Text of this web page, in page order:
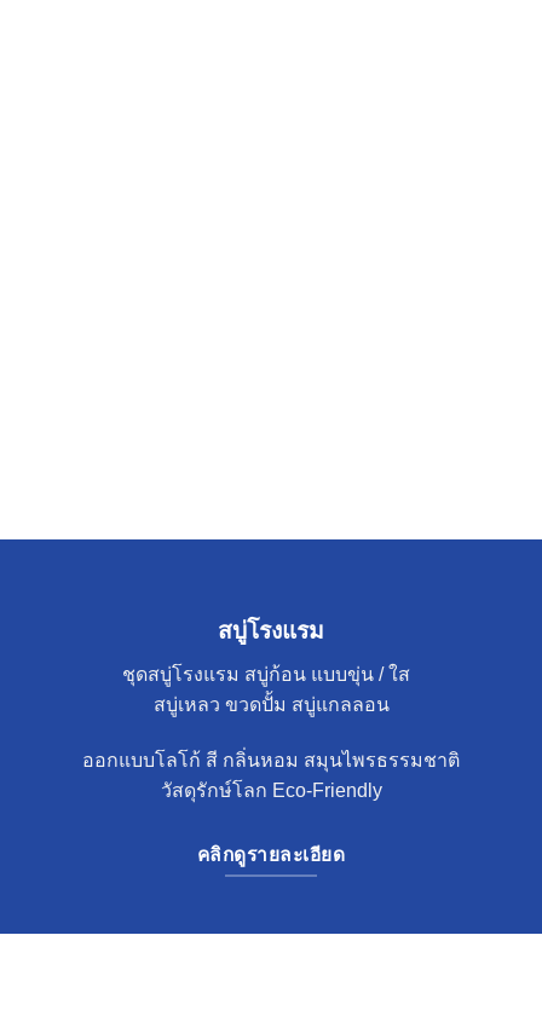
สบู่โรงแรม
ชุดสบู่โรงแรม สบู่ก้อน แบบขุ่น / ใส
สบู่เหลว ขวดปั้ม สบู่แกลลอน
ออกแบบโลโก้ สี กลิ่นหอม สมุนไพรธรรมชาติ
วัสดุรักษ์โลก Eco-Friendly
คลิกดูรายละเอียด